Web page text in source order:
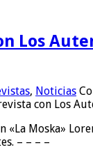
Los
, Noticias
con Los
«La Moska»
– – – –